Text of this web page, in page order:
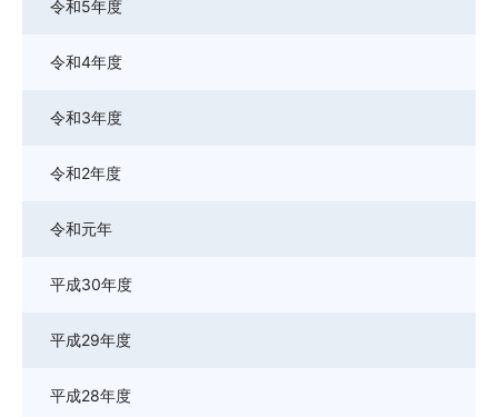
令和5年度
令和4年度
令和3年度
令和2年度
令和元年
平成30年度
平成29年度
平成28年度